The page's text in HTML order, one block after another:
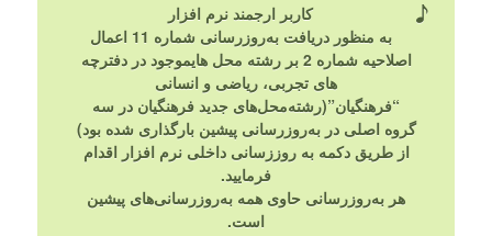
کاربر ارجمند نرم افزار
به منظور دریافت به‌روزرسانی شماره 11 اعمال
اصلاحیه شماره 2 بر رشته محل هایموجود در دفترچه
های تجربی، ریاضی و انسانی
“فرهنگیان”(رشته‌محل‌های جدید فرهنگیان در سه
گروه اصلی در به‌روزرسانی پیشین بارگذاری شده بود)
از طریق دکمه به روززسانی داخلی نرم افزار اقدام
فرمایید.
هر به‌روزرسانی حاوی همه به‌روزرسانی‌های پیشین
است.